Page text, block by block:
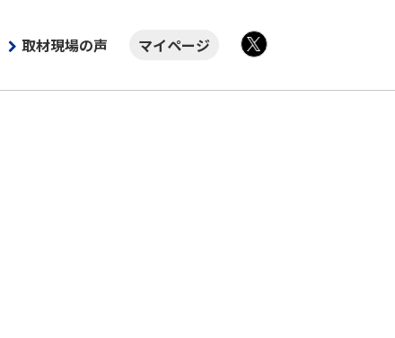
取材現場の声
マイページ